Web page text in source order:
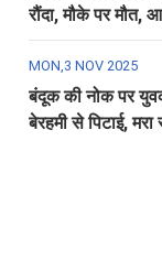
रौंदा, मौके पर मौत,
MON,3 NOV 2025
बंदूक की नोक पर
बेरहमी से पिटाई,